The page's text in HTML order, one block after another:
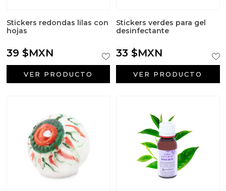
Stickers redondas lilas con
hojas
39 $MXN
VER PRODUCTO
Stickers verdes para gel
desinfectante
33 $MXN
VER PRODUCTO